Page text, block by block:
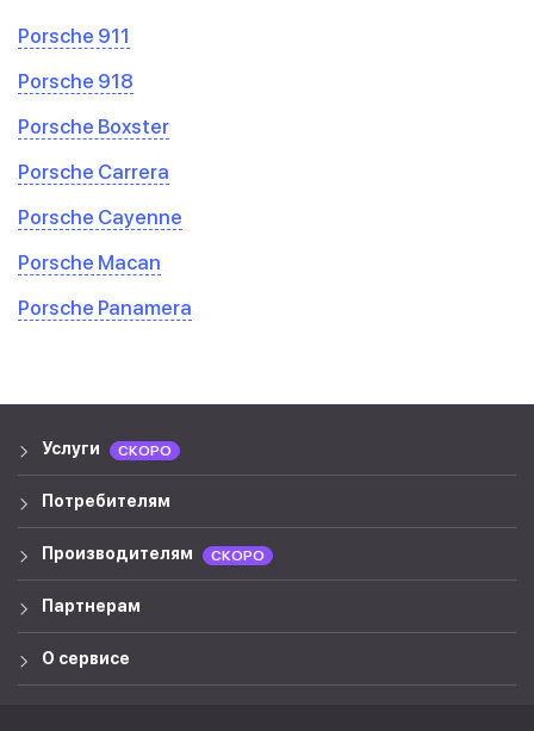
Porsche 911
Porsche 918
Porsche Boxster
Porsche Carrera
Porsche Cayenne
Porsche Macan
Porsche Panamera
Услуги СКОРО
Потребителям
Производителям СКОРО
Партнерам
О сервисе